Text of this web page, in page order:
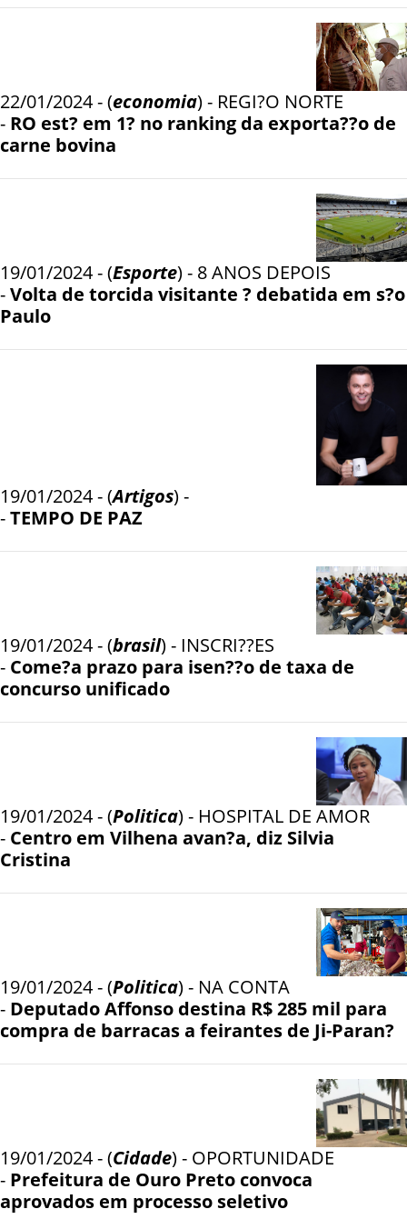
22/01/2024 - (economia) - REGI?O NORTE
- RO est? em 1? no ranking da exporta??o de
carne bovina
19/01/2024 - (Esporte) - 8 ANOS DEPOIS
-Volta de torcida visitante ? debatida em s?o
Paulo
19/01/2024 - (Artigos) -
-TEMPO DE PAZ
19/01/2024 - (brasil) - INSCRI??ES
- Come?a prazo para isen??o de taxa de
concurso unificado
19/01/2024 - (Politica) - HOSPITAL DE AMOR
- Centro em Vilhena avan?a, diz Silvia
Cristina
19/01/2024 - (Politica) - NA CONTA
- Deputado Affonso destina R$ 285 mil para
compra de barracas a feirantes de Ji-Paran?
19/01/2024 - (Cidade) - OPORTUNIDADE
- Prefeitura de Ouro Preto convoca
aprovados em processo seletivo